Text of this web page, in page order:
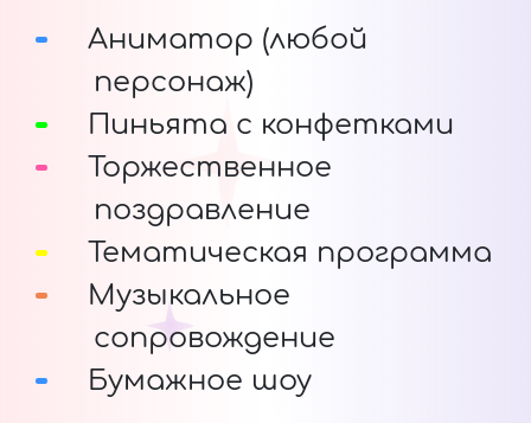
Аниматор (любой
персонаж)
Пиньята с конфетками
Торжественное
поздравление
Тематическая программа
Музыкальное
сопровождение
Бумажное шоу